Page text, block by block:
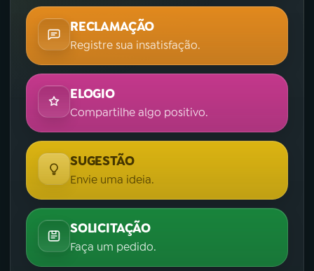
RECLAMAÇÃO
Registre sua insatisfação.
ELOGIO
Compartilhe algo positivo.
SUGESTÃO
Envie uma ideia.
SOLICITAÇÃO
Faça um pedido.